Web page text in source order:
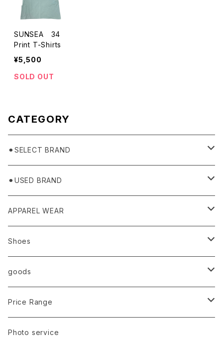
SUNSEA 34
Print T-Shirts
¥5,500
SOLD OUT
CATEGORY
⚫︎SELECT BRAND
BASICKS
HUMMEL 00
⚫︎USED BRAND
Domestic
Ancellm
AURALEE
Import
ANN DEMEULEMEESTER
ARMANI / EXCHANGE / JEANS
APPAREL WEAR
TOPS
T-SHIRTS (Tシャツ）
LSV (長袖Tシャツ）
OUTER
BLOUSON (ブルゾン）
JACKET (ジャケット)
BOTTOMS
DENIM (デニム)
Shoes
Sneaker
Leather shoes
Sandals
goods
Eye wear
Cap/Hat
Price Range
¥1,000〜¥5,000
Photo service